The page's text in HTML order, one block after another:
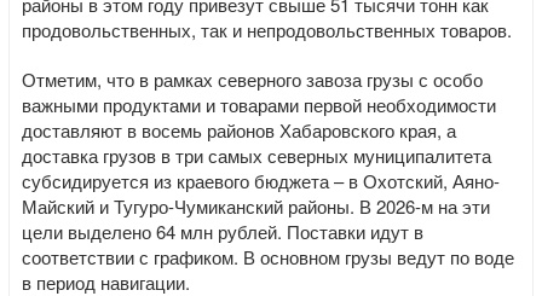
продовольственных, так и непродовольственных товаров.
Отметим, что в рамках северного завоза грузы с особо
важными продуктами и товарами первой необходимости
доставляют в восемь районов Хабаровского края, а
доставка грузов в три самых северных муниципалитета
субсидируется из краевого бюджета – в Охотский, Аяно-
Майский и Тугуро-Чумиканский районы. В 2026-м на эти
цели выделено 64 млн рублей. Поставки идут в
соответствии с графиком. В основном грузы ведут по воде
в период навигации.